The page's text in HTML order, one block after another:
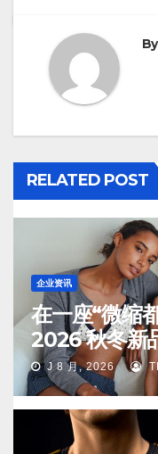
By
RELATED POST
企业资讯
在一座“微缩
2026 秋冬新
场景中
J 8 月, 2026